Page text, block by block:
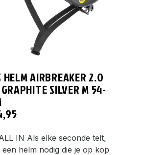
HELM AIRBREAKER 2.0
SILVER M 54-
IN Als elke seconde telt,
een helm nodig die je op kop